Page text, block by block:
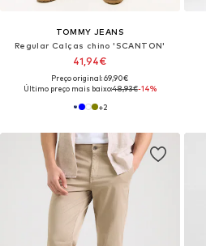
TOMMY JEANS
Regular Calças chino 'SCANTON'
41,94€
Preço original: 69,90€
Último preço mais baixo:48,93€-14%
+2